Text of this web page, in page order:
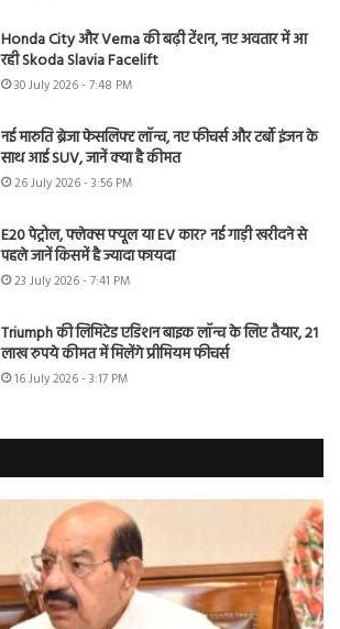
Honda City और Verna की बढ़ी टेंशन, नए अवतार में आ
रही Skoda Slavia Facelift
30 July 2026 - 7:48 PM
नई मारुति ब्रेजा फेसलिफ्ट लॉन्च, नए फीचर्स और टर्बो इंजन के
साथ आई SUV, जानें क्या है कीमत
26 July 2026 - 3:56 PM
E20 पेट्रोल, फ्लेक्स फ्यूल या EV कार? नई गाड़ी खरीदने से
पहले जानें किसमें है ज्यादा फायदा
23 July 2026 - 7:41 PM
Triumph की लिमिटेड एडिशन बाइक लॉन्च के लिए तैयार, 21
लाख रुपये कीमत में मिलेंगे प्रीमियम फीचर्स
16 July 2026 - 3:17 PM